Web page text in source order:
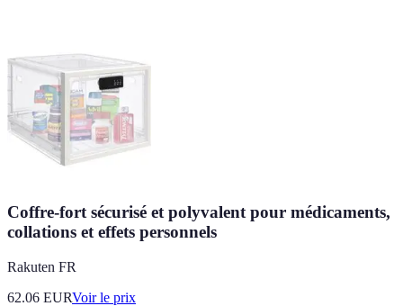
Coffre-fort sécurisé et polyvalent pour médicaments,
collations et effets personnels
Rakuten FR
62.06 EURVoir le prix